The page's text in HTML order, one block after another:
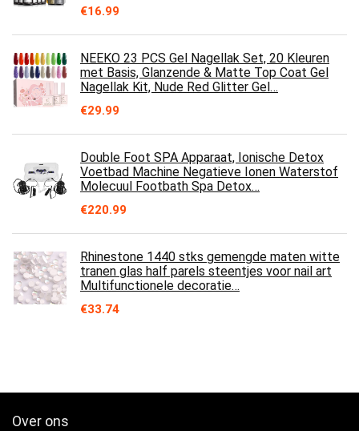
€16.99
NEEKO 23 PCS Gel Nagellak Set, 20 Kleuren
met Basis, Glanzende & Matte Top Coat Gel
Nagellak Kit, Nude Red Glitter Gel…
€29.99
Double Foot SPA Apparaat, Ionische Detox
Voetbad Machine Negatieve Ionen Waterstof
Molecuul Footbath Spa Detox…
€220.99
Rhinestone 1440 stks gemengde maten witte
tranen glas half parels steentjes voor nail art
Multifunctionele decoratie…
€33.74
Over ons